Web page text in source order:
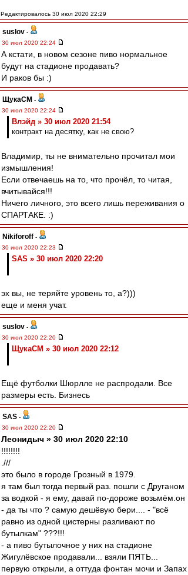
Редактировалось 30 июл 2020 22:29
suslov -
30 июл 2020 22:24
А кстати, в новом сезоне пиво нормальное
будут на стадионе продавать?
И раков бы :)
ЩукаСМ -
30 июл 2020 22:24
Влэйд » 30 июл 2020 21:54
контракт на десятку, как не свою?
Владимир, ты не внимательно прочитал мои
измышления!
Если отвечаешь на то, что прочёл, то читая,
вчитывайся!!!
Ничего личного, это всего лишь переживания о
СПАРТАКЕ. :)
Nikiforoff -
30 июл 2020 22:23
SAS » 30 июл 2020 22:20
эх вы, не теряйте уровень то, а?)))
еще и меня учат.
suslov -
30 июл 2020 22:20
ЩукаСМ » 30 июл 2020 22:12
Ещё футболки Шюрлле не распродали. Все
размеры есть. Бизнесь
SAS -
30 июл 2020 22:20
Леонидыч » 30 июл 2020 22:10
!!!!!!!!
.///
это было в городе Грозный в 1979.
я там был тогда первый раз. пошли с Друганом
за водкой - я ему, давай по-дороже возьмём.он
- да ты что ? самую дешёвую бери.... - "всё
равно из одной цистерны разливают по
бутылкам" ???!!!
- а пиво бутылочное у них на стадионе
Жигулёвское продавали... взяли ПЯТЬ...
первую открыли, а оттуда фонтан мочи и Запах